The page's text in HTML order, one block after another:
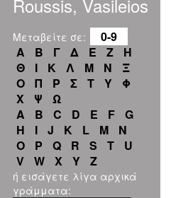
Roussis, Vasileios
Μεταβείτε σε:
0-9
Α
Β Γ Δ Ε Ζ
Η
Θ
Ι Κ Λ Μ Ν
Ξ
Ο
Π Ρ Σ Τ Υ
Φ
Χ
Ψ
Ω
A
B C D E F
G
H
I J K L M
N
O
P Q R S T
U
V
W X Y Z
ή εισάγετε λίγα αρχικά
γράμματα: